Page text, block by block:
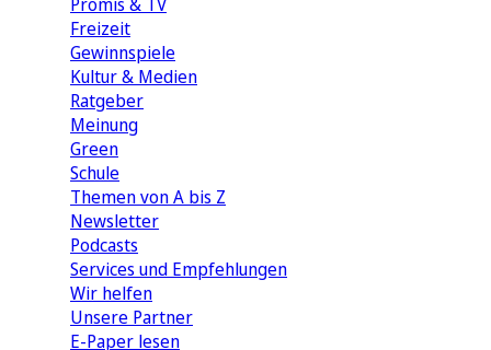
Freizeit
Gewinnspiele
Kultur & Medien
Ratgeber
Meinung
Green
Schule
Themen von A bis Z
Newsletter
Podcasts
Services und Empfehlungen
Wir helfen
Unsere Partner
E-Paper lesen